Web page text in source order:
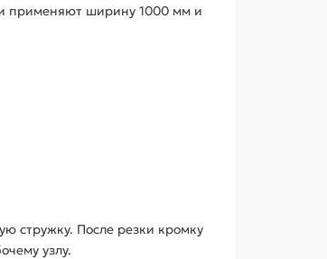
применяют ширину 1000 мм и
стружку. После резки кромку
узлу.